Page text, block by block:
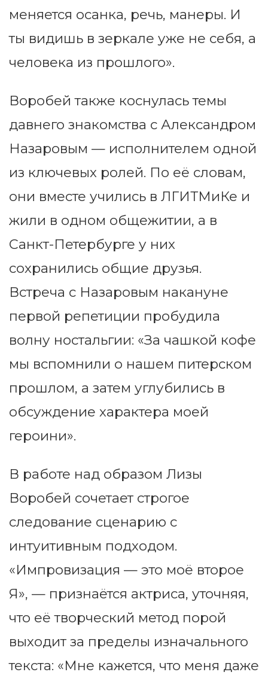
меняется осанка, речь, манеры. И
ты видишь в зеркале уже не себя, а
человека из прошлого».
Воробей также коснулась темы
давнего знакомства с Александром
Назаровым — исполнителем одной
из ключевых ролей. По её словам,
они вместе учились в ЛГИТМиКе и
жили в одном общежитии, а в
Санкт-Петербурге у них
сохранились общие друзья.
Встреча с Назаровым накануне
первой репетиции пробудила
волну ностальгии: «За чашкой кофе
мы вспомнили о нашем питерском
прошлом, а затем углубились в
обсуждение характера моей
героини».
В работе над образом Лизы
Воробей сочетает строгое
следование сценарию с
интуитивным подходом.
«Импровизация — это моё второе
Я», — признаётся актриса, уточняя,
что её творческий метод порой
выходит за пределы изначального
текста: «Мне кажется, что меня даже